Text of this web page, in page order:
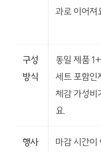
과로 이어져
구성
방식
동일 제품
세트 포함인
체감 가성비
요.
행사
마감 시간이